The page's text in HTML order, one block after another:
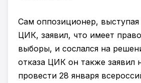
Сам оппозиционер, выступая
ЦИК, заявил, что имеет
выборы, и сослался на
отказа ЦИК он также заявил
провести 28 января